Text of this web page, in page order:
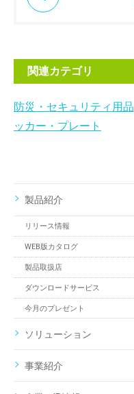
関連カテゴリ
防災・セキュリティ用品
ッカー・プレート
製品紹介
リリース情報
WEB版カタログ
製品取扱店
ダウンロードサービス
今月のプレゼント
ソリューション
事業紹介